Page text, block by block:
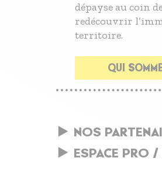
dépayse au coin
redécouvrir
territoire.
QUI
NOS
ESPACE PRO /